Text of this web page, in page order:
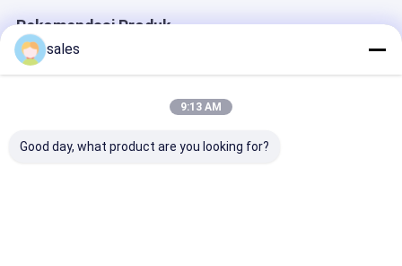
Rekomendasi Produk
sales
9:13 AM
Good day, what product are you looking for?